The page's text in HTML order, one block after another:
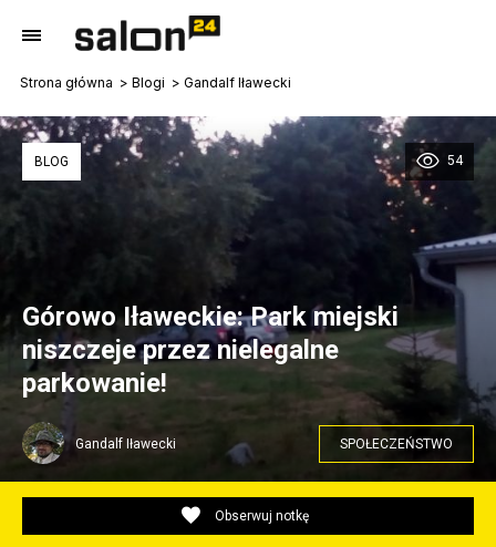
Strona główna Blogi Gandalf Iławecki
Aut. NMG (Komunikator LocalSpot)
54
BLOG
Górowo Iławeckie: Park miejski
niszczeje przez nielegalne
parkowanie!
Gandalf Iławecki SPOŁECZEŃSTWO
Obserwuj notkę